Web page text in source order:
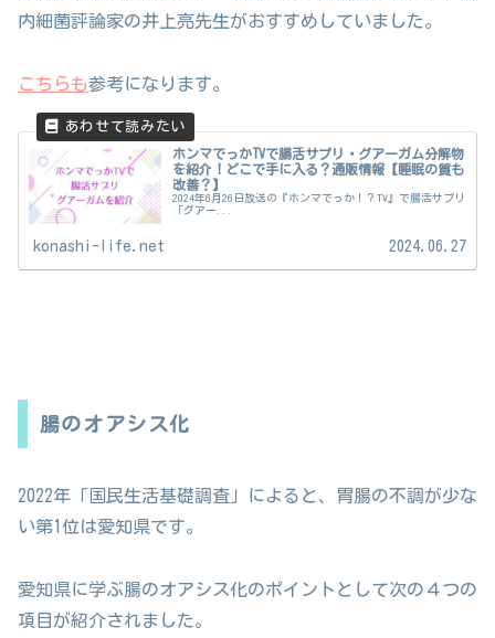
内細菌評論家の井上亮先生がおすすめしていました。
こちらも参考になります。
ホンマでっかTVで腸活サプリ・グアーガム分解物
を紹介！どこで手に入る？通販情報【睡眠の質も
改善？】
2024年6月26日放送の『ホンマでっか！？TV』で腸活サプリ
「グアー...
konashi-life.net 2024.06.27
腸のオアシス化
2022年「国民生活基礎調査」によると、胃腸の不調が少な
い第1位は愛知県です。
愛知県に学ぶ腸のオアシス化のポイントとして次の４つの
項目が紹介されました。